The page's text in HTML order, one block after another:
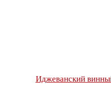
Иджеванский